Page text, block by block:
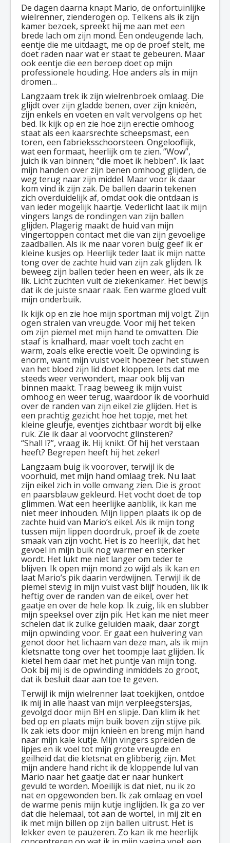
De dagen daarna knapt Mario, de onfortuinlijke
wielrenner, zienderogen op. Telkens als ik zijn
kamer bezoek, spreekt hij me aan met een
brede lach om zijn mond. Een ondeugende lach,
eentje die me uitdaagt, me op de proef stelt, me
doet raden naar wat er staat te gebeuren. Maar
ook eentje die een beroep doet op mijn
professionele houding. Hoe anders als in mijn
dromen…
Langzaam trek ik zijn wielrenbroek omlaag. Die
glijdt over zijn gladde benen, over zijn knieën,
zijn enkels en voeten en valt vervolgens op het
bed. Ik kijk op en zie hoe zijn erectie omhoog
staat als een kaarsrechte scheepsmast, een
toren, een fabrieksschoorsteen. Ongelooflijk,
wat een formaat, heerlijk om te zien. “Wow”,
juich ik van binnen; “die moet ik hebben”. Ik laat
mijn handen over zijn benen omhoog glijden, de
weg terug naar zijn middel. Maar voor ik daar
kom vind ik zijn zak. De ballen daarin tekenen
zich overduidelijk af, omdat ook die ontdaan is
van ieder mogelijk haartje. Vederlicht laat ik mijn
vingers langs de rondingen van zijn ballen
glijden. Plagerig maakt de huid van mijn
vingertoppen contact met die van zijn gevoelige
zaadballen. Als ik me naar voren buig geef ik er
kleine kusjes op. Heerlijk teder laat ik mijn natte
tong over de zachte huid van zijn zak glijden. Ik
beweeg zijn ballen teder heen en weer, als ik ze
lik. Licht zuchten vult de ziekenkamer. Het bewijs
dat ik de juiste snaar raak. Een warme gloed vult
mijn onderbuik.
Ik kijk op en zie hoe mijn sportman mij volgt. Zijn
ogen stralen van vreugde. Voor mij het teken
om zijn piemel met mijn hand te omvatten. Die
staaf is knalhard, maar voelt toch zacht en
warm, zoals elke erectie voelt. De opwinding is
enorm, want mijn vuist voelt hoezeer het stuwen
van het bloed zijn lid doet kloppen. Iets dat me
steeds weer verwondert, maar ook blij van
binnen maakt. Traag beweeg ik mijn vuist
omhoog en weer terug, waardoor ik de voorhuid
over de randen van zijn eikel zie glijden. Het is
een prachtig gezicht hoe het topje, met het
kleine gleufje, eventjes zichtbaar wordt bij elke
ruk. Zie ik daar al voorvocht glinsteren?
“Shall I?”, vraag ik. Hij knikt. Of hij het verstaan
heeft? Begrepen heeft hij het zeker!
Langzaam buig ik voorover, terwijl ik de
voorhuid, met mijn hand omlaag trek. Nu laat
zijn eikel zich in volle omvang zien. Die is groot
en paarsblauw gekleurd. Het vocht doet de top
glimmen. Wat een heerlijke aanblik, ik kan me
niet meer inhouden. Mijn lippen plaats ik op de
zachte huid van Mario’s eikel. Als ik mijn tong
tussen mijn lippen doordruk, proef ik de zoete
smaak van zijn vocht. Het is zo heerlijk, dat het
gevoel in mijn buik nog warmer en sterker
wordt. Het lukt me niet langer om teder te
blijven. Ik open mijn mond zo wijd als ik kan en
laat Mario’s pik daarin verdwijnen. Terwijl ik de
piemel stevig in mijn vuist vast blijf houden, lik ik
heftig over de randen van de eikel, over het
gaatje en over de hele kop. Ik zuig, lik en slubber
mijn speeksel over zijn pik. Het kan me niet meer
schelen dat ik zulke geluiden maak, daar zorgt
mijn opwinding voor. Er gaat een huivering van
genot door het lichaam van deze man, als ik mijn
kletsnatte tong over het toompje laat glijden. Ik
kietel hem daar met het puntje van mijn tong.
Ook bij mij is de opwinding inmiddels zo groot,
dat ik besluit daar aan toe te geven.
Terwijl ik mijn wielrenner laat toekijken, ontdoe
ik mij in alle haast van mijn verpleegstersjas,
gevolgd door mijn BH en slipje. Dan klim ik het
bed op en plaats mijn buik boven zijn stijve pik.
Ik zak iets door mijn knieën en breng mijn hand
naar mijn kale kutje. Mijn vingers spreiden de
lipjes en ik voel tot mijn grote vreugde en
geilheid dat die kletsnat en glibberig zijn. Met
mijn andere hand richt ik de kloppende lul van
Mario naar het gaatje dat er naar hunkert
gevuld te worden. Moeilijk is dat niet, nu ik zo
nat en opgewonden ben. Ik zak omlaag en voel
de warme penis mijn kutje inglijden. Ik ga zo ver
dat die helemaal, tot aan de wortel, in mij zit en
ik met mijn billen op zijn ballen uitrust. Het is
lekker even te pauzeren. Zo kan ik me heerlijk